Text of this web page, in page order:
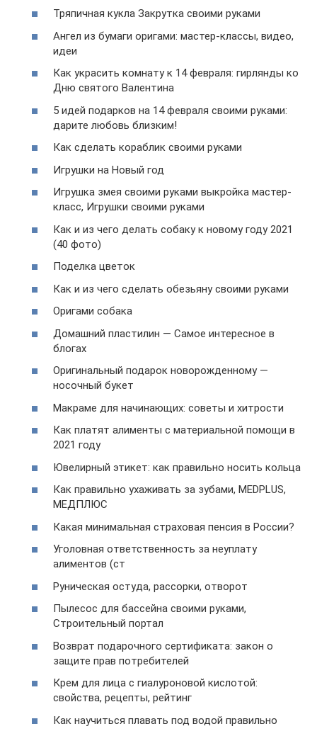
Тряпичная кукла Закрутка своими руками
Ангел из бумаги оригами: мастер-классы, видео,
идеи
Как украсить комнату к 14 февраля: гирлянды ко
Дню святого Валентина
5 идей подарков на 14 февраля своими руками:
дарите любовь близким!
Как сделать кораблик своими руками
Игрушки на Новый год
Игрушка змея своими руками выкройка мастер-
класс, Игрушки своими руками
Как и из чего делать собаку к новому году 2021
(40 фото)
Поделка цветок
Как и из чего сделать обезьяну своими руками
Оригами собака
Домашний пластилин — Самое интересное в
блогах
Оригинальный подарок новорожденному —
носочный букет
Макраме для начинающих: советы и хитрости
Как платят алименты с материальной помощи в
2021 году
Ювелирный этикет: как правильно носить кольца
Как правильно ухаживать за зубами, MEDPLUS,
МЕДПЛЮС
Какая минимальная страховая пенсия в России?
Уголовная ответственность за неуплату
алиментов (ст
Руническая остуда, рассорки, отворот
Пылесос для бассейна своими руками,
Строительный портал
Возврат подарочного сертификата: закон о
защите прав потребителей
Крем для лица с гиалуроновой кислотой:
свойства, рецепты, рейтинг
Как научиться плавать под водой правильно